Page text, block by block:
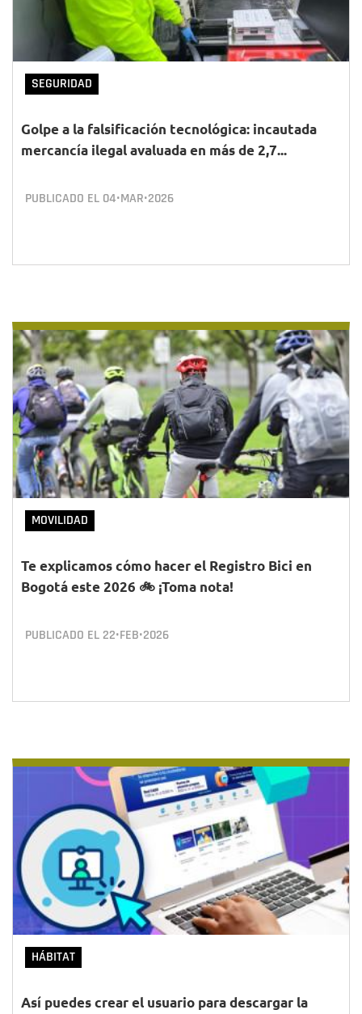
SEGURIDAD
Golpe a la falsificación tecnológica: incautada
mercancía ilegal avaluada en más de 2,7...
PUBLICADO EL 04•MAR•2026
MOVILIDAD
Te explicamos cómo hacer el Registro Bici en
Bogotá este 2026 🚲 ¡Toma nota!
PUBLICADO EL 22•FEB•2026
HÁBITAT
Así puedes crear el usuario para descargar la